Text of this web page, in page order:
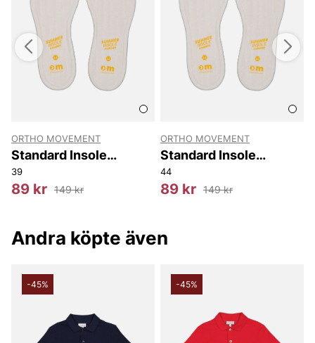
ORTHO MOVEMENT
Standard Insole
Summer
39
89 kr 149 kr
ORTHO MOVEMENT
Standard Insole
Summer
44
89 kr 149 kr
Andra köpte även
-45% -45%